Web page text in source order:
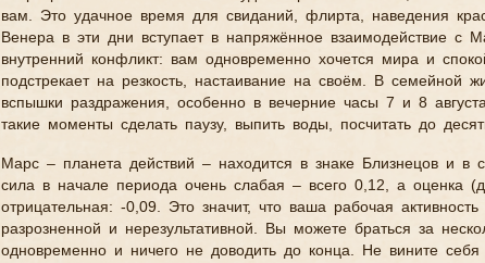
вам. Это удачное время для свиданий, флирта, наведения
Венера в эти дни вступает в напряжённое взаимодействие с
внутренний конфликт: вам одновременно хочется мира и
подстрекает на резкость, настаивание на своём. В семейной
вспышки раздражения, особенно в вечерние часы 7 и 8
такие моменты сделать паузу, выпить воды, посчитать до
Марс – планета действий – находится в знаке Близнецов и в
сила в начале периода очень слабая – всего 0,12, а оценка
отрицательная: -0,09. Это значит, что ваша рабочая
разрозненной и нерезультативной. Вы можете браться за
одновременно и ничего не доводить до конца. Не вините себя